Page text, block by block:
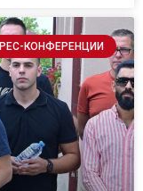
КОНФЕРЕНЦИИ